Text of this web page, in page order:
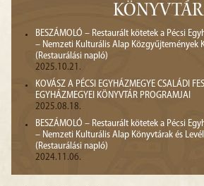
KÖNYVTÁR
BESZÁMOLÓ – Restaurált kötetek a Pécsi
– Nemzeti Kulturális Alap Közgyűjtemények
(Restaurálási napló)
2025.10.21.
KOVÁSZ A PÉCSI EGYHÁZMEGYE CSALÁDI
EGYHÁZMEGYEI KÖNYVTÁR PROGRAMJAI
2025.08.18.
BESZÁMOLÓ – Restaurált kötetek a Pécsi
– Nemzeti Kulturális Alap Könyvtárak és
(Restaurálási napló)
2024.11.06.